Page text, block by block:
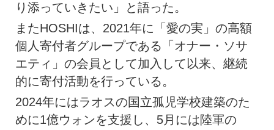
り添っていきたい」と語った。
またHOSHIは、2021年に「愛の実」の高額
個人寄付者グループである「オナー・ソサ
エティ」の会員として加入して以来、継続
的に寄付活動を行っている。
2024年にはラオスの国立孤児学校建築のた
めに1億ウォンを支援し、5月には陸軍の